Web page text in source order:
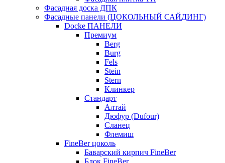
Фасадная доска ДПК
Фасадные панели (ЦОКОЛЬНЫЙ САЙДИНГ)
Docke ПАНЕЛИ
Премиум
Berg
Burg
Fels
Stein
Stern
Клинкер
Стандарт
Алтай
Дюфур (Dufour)
Сланец
Флемиш
FineBer цоколь
Баварский кирпич FineBer
Блок FineBer